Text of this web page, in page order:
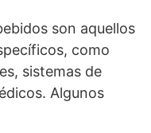
son aquellos
como
sistemas de
Algunos